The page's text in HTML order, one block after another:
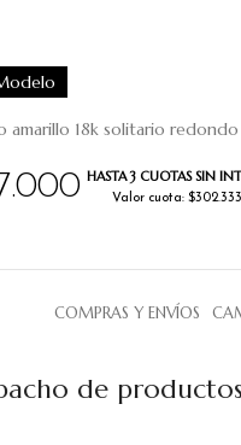
HASTA 3 CUOTAS SIN
Valor cuota: $302.333
amarillo 18k solitario
COMPRAS Y ENVÍOS
de